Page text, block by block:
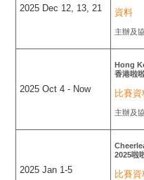
2025 Dec 12, 13, 21 資料
主辦及
2025 Oct 4 - Now
Hong
香港啦
比賽資
主辦及
2025 Jan 1-5
2025啦
比賽資